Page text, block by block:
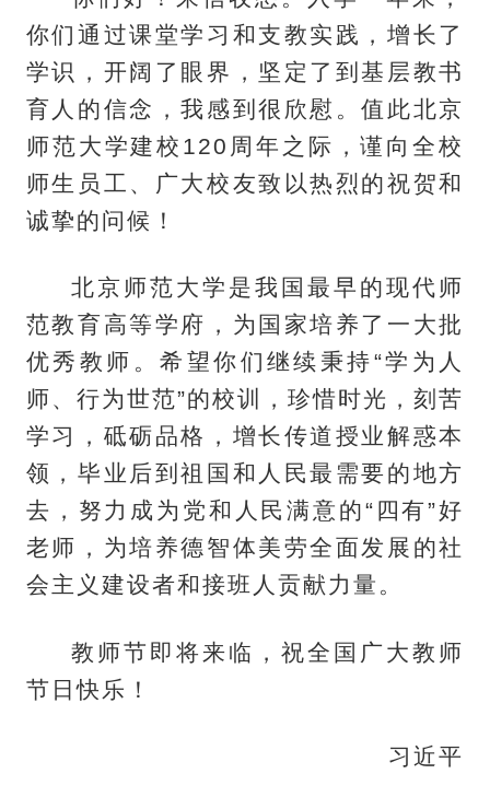
你们通过课堂学习和支教实践，增长了
学识，开阔了眼界，坚定了到基层教书
育人的信念，我感到很欣慰。值此北京
师范大学建校120周年之际，谨向全校
师生员工、广大校友致以热烈的祝贺和
诚挚的问候！
北京师范大学是我国最早的现代师
范教育高等学府，为国家培养了一大批
优秀教师。希望你们继续秉持“学为人
师、行为世范”的校训，珍惜时光，刻苦
学习，砥砺品格，增长传道授业解惑本
领，毕业后到祖国和人民最需要的地方
去，努力成为党和人民满意的“四有”好
老师，为培养德智体美劳全面发展的社
会主义建设者和接班人贡献力量。
教师节即将来临，祝全国广大教师
节日快乐！
习近平